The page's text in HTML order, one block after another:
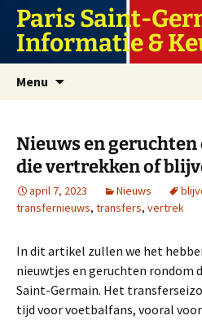
naar
inhoud
Paris Saint-
Informatie &
Menu
Nieuws en geruchten
die vertrekken of
april 7, 2023 Nieuws
transfernieuws, transfers, vertrek
In dit artikel zullen we het
nieuwtjes en geruchten rondom
Saint-Germain. Het
tijd voor voetbalfans, vooral